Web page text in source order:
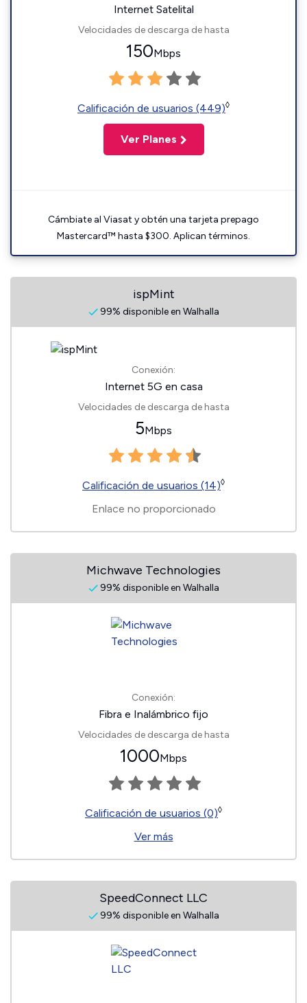
Internet Satelital
Velocidades de descarga de hasta
150Mbps
Calificación de usuarios (449)◊
Ver Planes
Cámbiate al Viasat y obtén una tarjeta prepago
Mastercard™ hasta $300. Aplican términos.
ispMint
99% disponible en Walhalla
Conexión:
Internet 5G en casa
Velocidades de descarga de hasta
5Mbps
Calificación de usuarios (14)◊
Enlace no proporcionado
Michwave Technologies
99% disponible en Walhalla
Conexión:
Fibra e Inalámbrico fijo
Velocidades de descarga de hasta
1000Mbps
Calificación de usuarios (0)◊
Ver más
SpeedConnect LLC
99% disponible en Walhalla